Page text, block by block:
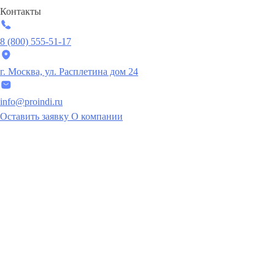
Контакты
8 (800) 555-51-17
г. Москва, ул. Расплетина дом 24
info@proindi.ru
Оставить заявку О компании